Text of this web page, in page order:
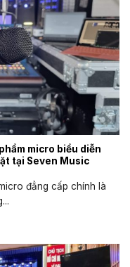
micro biểu diễn
tại Seven Music
đẳng cấp chính là